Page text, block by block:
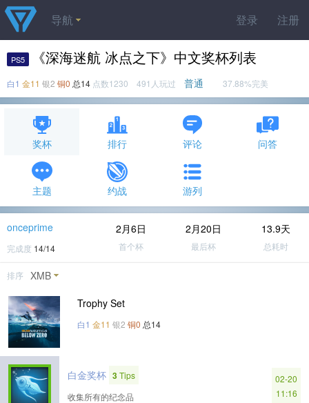
登录 注册
导航
PS5 《深海迷航 冰点之下》中文奖杯列表
白1 金11 银2 铜0 总14 点数1230 491人玩过 普通 37.88%完美
奖杯 排行 评论 问答
主题 约战 游列
onceprime
完成度 14/14
2月6日
首个杯
2月20日
最后杯
13.9天
总耗时
排序 XMB
Trophy Set
白1 金11 银2 铜0 总14
白金奖杯 3Tips
收集所有的纪念品
02-20
11:16